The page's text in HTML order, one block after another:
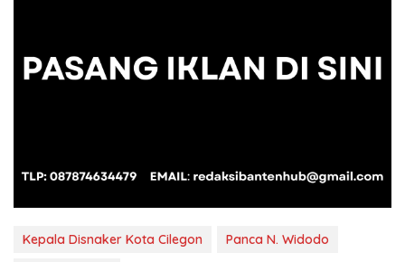
Kepala Disnaker Kota Cilegon
Panca N. Widodo